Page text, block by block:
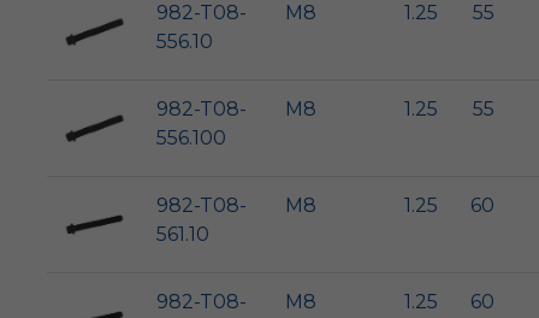
982-T08-
556.10
M8 1.25 55
982-T08-
556.100
M8 1.25 55
982-T08-
561.10
M8 1.25 60
982-T08-
M8 1.25 60